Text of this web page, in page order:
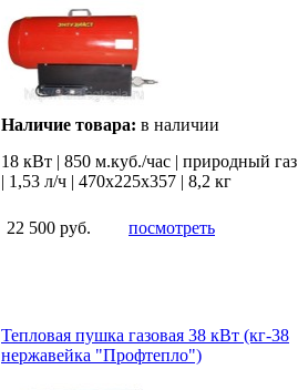
Наличие товара: в наличии
18 кВт | 850 м.куб./час | природный газ
| 1,53 л/ч | 470х225х357 | 8,2 кг
22 500 руб. посмотреть
Тепловая пушка газовая 38 кВт (кг-38
нержавейка "Профтепло")